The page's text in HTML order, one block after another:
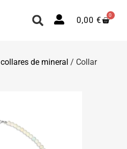
0,00 €
0
collares de mineral / Collar